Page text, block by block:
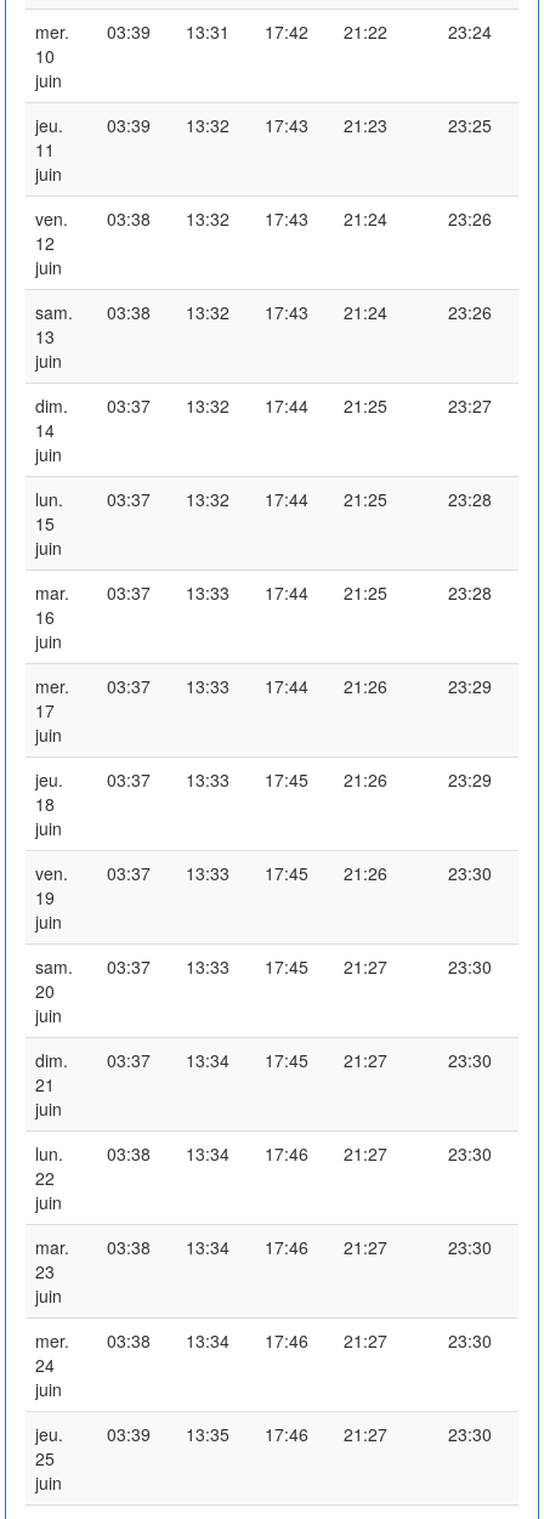
mer.
10
juin
03:39 13:31 17:42 21:22 23:24
jeu.
11
juin
03:39 13:32 17:43 21:23 23:25
ven.
12
juin
03:38 13:32 17:43 21:24 23:26
sam.
13
juin
03:38 13:32 17:43 21:24 23:26
dim.
14
juin
03:37 13:32 17:44 21:25 23:27
lun.
15
juin
03:37 13:32 17:44 21:25 23:28
mar.
16
juin
03:37 13:33 17:44 21:25 23:28
mer.
17
juin
03:37 13:33 17:44 21:26 23:29
jeu.
18
juin
03:37 13:33 17:45 21:26 23:29
ven.
19
juin
03:37 13:33 17:45 21:26 23:30
sam.
20
juin
03:37 13:33 17:45 21:27 23:30
dim.
21
juin
03:37 13:34 17:45 21:27 23:30
lun.
22
juin
03:38 13:34 17:46 21:27 23:30
mar.
23
juin
03:38 13:34 17:46 21:27 23:30
mer.
24
juin
03:38 13:34 17:46 21:27 23:30
jeu.
25
juin
03:39 13:35 17:46 21:27 23:30